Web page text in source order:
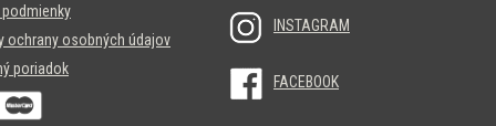
ochrany osobných údajov
poriadok
INSTAGRAM
FACEBOOK